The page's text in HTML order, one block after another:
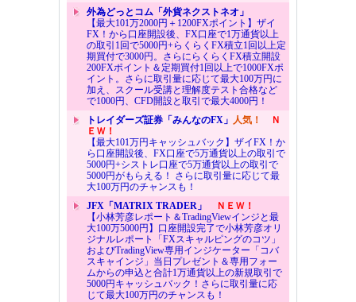
外為どっとコム「外貨ネクストネオ」
【最大101万2000円＋1200FXポイント】ザイ
FX！から口座開設後、FX口座で1万通貨以上
の取引1回で5000円+らくらくFX積立1回以上定
期買付で3000円。さらにらくらくFX積立開設
200FXポイント＆定期買付1回以上で1000FXポ
イント。さらに取引量に応じて最大100万円に
加え、スクール受講と理解度テスト合格など
で1000円、CFD開設と取引で最大4000円！
トレイダーズ証券「みんなのFX」 人気！
Ｎ
ＥＷ！
【最大101万円キャッシュバック】ザイFX！か
ら口座開設後、FX口座で5万通貨以上の取引で
5000円+シストレ口座で5万通貨以上の取引で
5000円がもらえる！ さらに取引量に応じて最
大100万円のチャンスも！
JFX「MATRIX TRADER」
ＮＥＷ！
【小林芳彦レポート＆TradingViewインジと最
大100万5000円】口座開設完了で小林芳彦オリ
ジナルレポート「FXスキャルピングのコツ」
およびTradingView専用インジケーター「コバ
スキャインジ」当日プレゼント＆専用フォー
ムからの申込と合計1万通貨以上の新規取引で
5000円キャッシュバック！さらに取引量に応
じて最大100万円のチャンスも！